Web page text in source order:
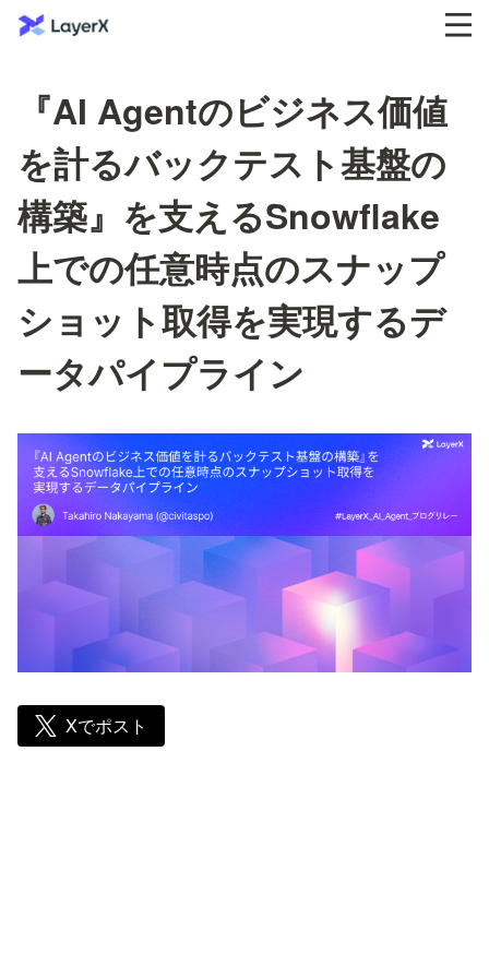
『AI Agentのビジネス価値
を計るバックテスト基盤の
構築』を支えるSnowflake
上での任意時点のスナップ
ショット取得を実現するデ
ータパイプライン
Xでポスト